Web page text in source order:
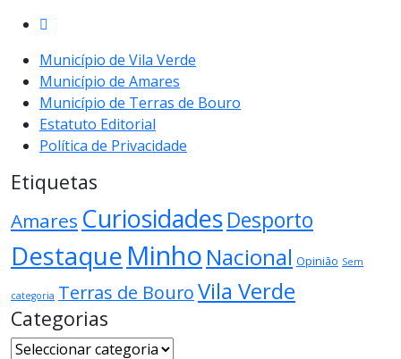
Município de Vila Verde
Município de Amares
Município de Terras de Bouro
Estatuto Editorial
Política de Privacidade
Etiquetas
Amares CuriosidadesDesporto
Destaque Minho Nacional Opinião Sem
categoria Terras de BouroVila Verde
Categorias
Categorias